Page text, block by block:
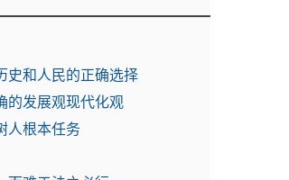
史和人民的正确选择
的发展观现代化观
人根本任务